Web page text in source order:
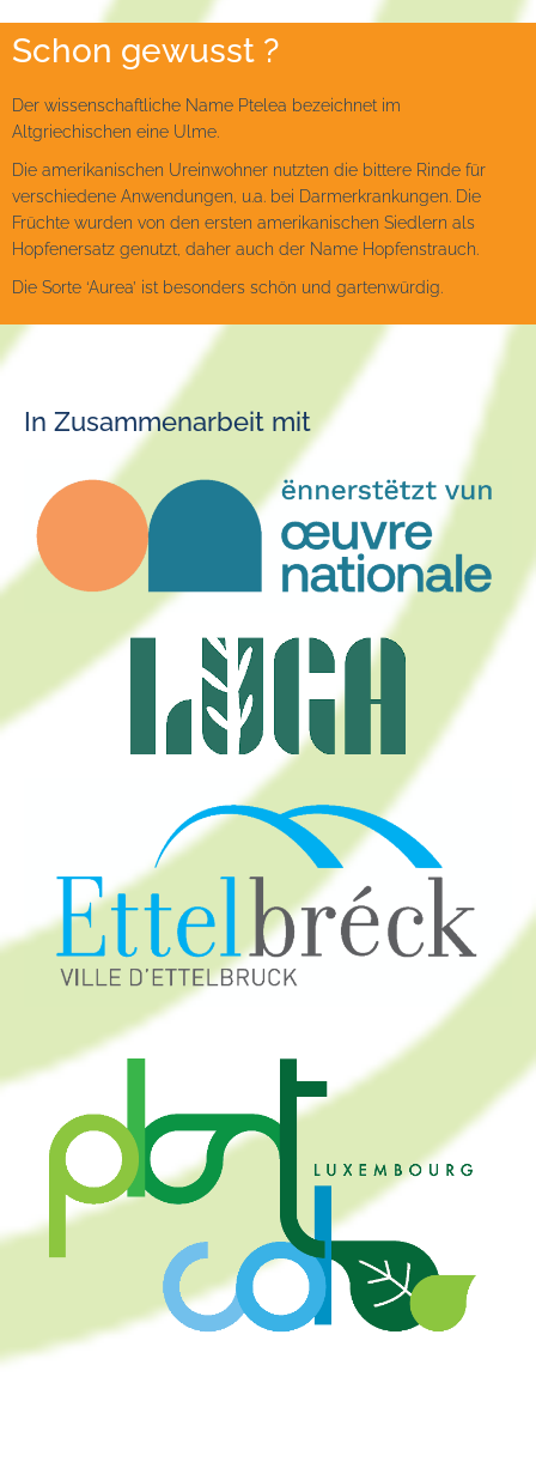
Schon gewusst ?
Der wissenschaftliche Name Ptelea bezeichnet im
Altgriechischen eine Ulme.
Die amerikanischen Ureinwohner nutzten die bittere Rinde für
verschiedene Anwendungen, u.a. bei Darmerkrankungen. Die
Früchte wurden von den ersten amerikanischen Siedlern als
Hopfenersatz genutzt, daher auch der Name Hopfenstrauch.
Die Sorte ‘Aurea’ ist besonders schön und gartenwürdig.
In Zusammenarbeit mit